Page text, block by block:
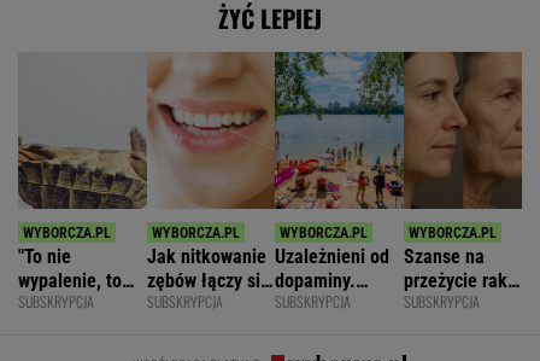
ŻYĆ LEPIEJ
"To nie
wypalenie, to
nie depresja".
SUBSKRYPCJA
Jak nitkowanie
zębów łączy się
ze zdrowiem
SUBSKRYPCJA
Uzależnieni od
dopaminy.
Psychiatra o
łatwego życia
SUBSKRYPCJA
Szanse na
przeżycie raka
widać na
Zaskakujące
SUBSKRYPCJA